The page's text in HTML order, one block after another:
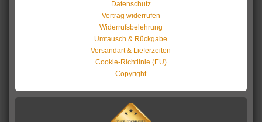
Datenschutz
Vertrag widerrufen
Widerrufsbelehrung
Umtausch & Rückgabe
Versandart & Lieferzeiten
Cookie-Richtlinie (EU)
Copyright